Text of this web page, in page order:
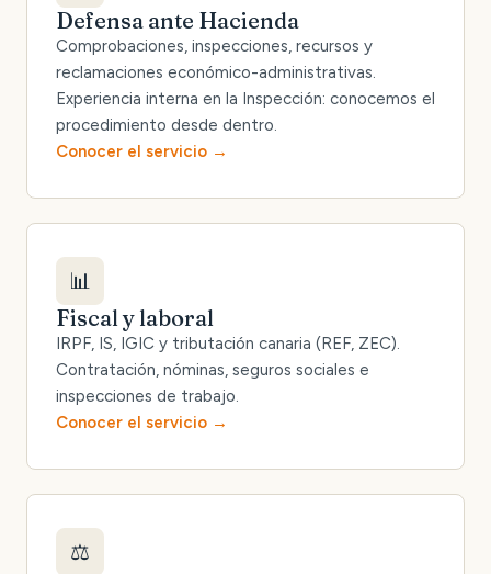
Defensa ante Hacienda
Comprobaciones, inspecciones, recursos y
reclamaciones económico-administrativas.
Experiencia interna en la Inspección: conocemos el
procedimiento desde dentro.
Conocer el servicio
📊
Fiscal y laboral
IRPF, IS, IGIC y tributación canaria (REF, ZEC).
Contratación, nóminas, seguros sociales e
inspecciones de trabajo.
Conocer el servicio
⚖️